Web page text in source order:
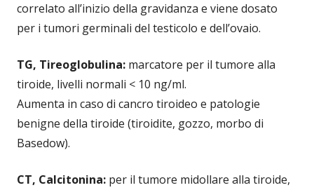
correlato all’inizio della gravidanza e viene dosato
per i tumori germinali del testicolo e dell’ovaio.
TG, Tireoglobulina: marcatore per il tumore alla
tiroide, livelli normali < 10 ng/ml.
Aumenta in caso di cancro tiroideo e patologie
benigne della tiroide (tiroidite, gozzo, morbo di
Basedow).
CT, Calcitonina: per il tumore midollare alla tiroide,